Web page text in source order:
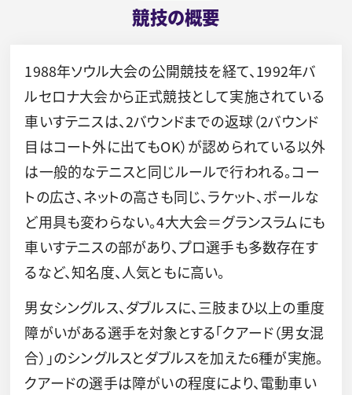
競技の概要
1988年ソウル大会の公開競技を経て、1992年バ
ルセロナ大会から正式競技として実施されている
車いすテニスは、2バウンドまでの返球（2バウンド
目はコート外に出てもOK）が認められている以外
は一般的なテニスと同じルールで行われる。コー
トの広さ、ネットの高さも同じ、ラケット、ボールな
ど用具も変わらない。4大大会＝グランスラムにも
車いすテニスの部があり、プロ選手も多数存在す
るなど、知名度、人気ともに高い。
男女シングルス、ダブルスに、三肢まひ以上の重度
障がいがある選手を対象とする「クアード（男女混
合）」のシングルスとダブルスを加えた6種が実施。
クアードの選手は障がいの程度により、電動車い